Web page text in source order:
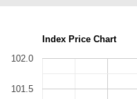
Index Price Chart
101.5
102.0